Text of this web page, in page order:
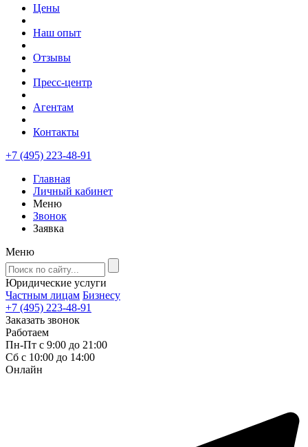
Цены
Наш опыт
Отзывы
Пресс-центр
Агентам
Контакты
+7 (495) 223-48-91
Главная
Личный кабинет
Меню
Звонок
Заявка
Меню
Юридические услуги
Частным лицам Бизнесу
+7 (495) 223-48-91
Заказать звонок
Работаем
Пн-Пт с 9:00 до 21:00
Сб с 10:00 до 14:00
Онлайн